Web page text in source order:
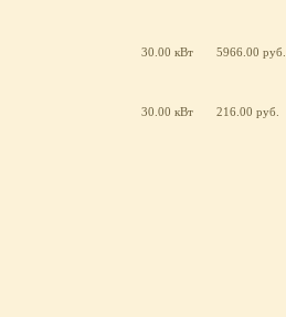
30.00 кВт 5966.00 руб.
30.00 кВт 216.00 руб.